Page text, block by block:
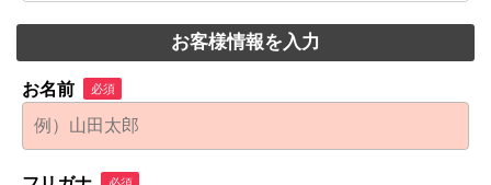
お客様情報を入力
お名前 必須